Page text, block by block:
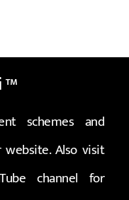
™
schemes and
Also visit
channel for